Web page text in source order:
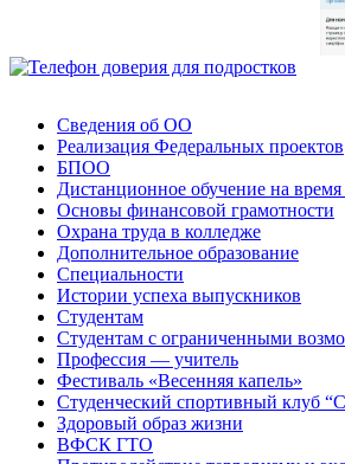
Сведения об ОО
Реализация Федеральных проектов
БПОО
Дистанционное обучение на время
Основы финансовой грамотности
Охрана труда в колледже
Дополнительное образование
Специальности
Истории успеха выпускников
Студентам
Студентам с ограниченными
Профессия — учитель
Фестиваль «Весенняя капель»
Студенческий спортивный
Здоровый образ жизни
ВФСК ГТО